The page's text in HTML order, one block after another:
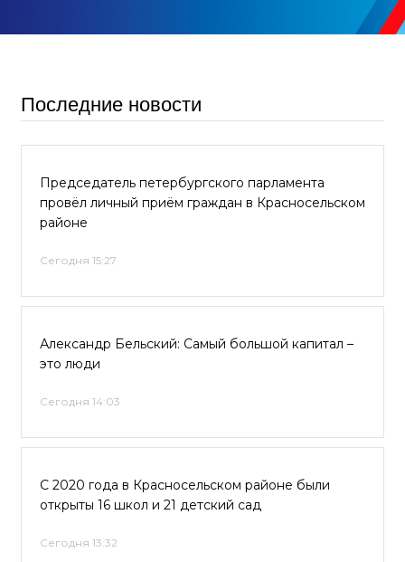
Последние новости
Председатель петербургского парламента
провёл личный приём граждан в Красносельском
районе
Сегодня 15:27
Александр Бельский: Самый большой капитал –
это люди
Сегодня 14:03
С 2020 года в Красносельском районе были
открыты 16 школ и 21 детский сад
Сегодня 13:32